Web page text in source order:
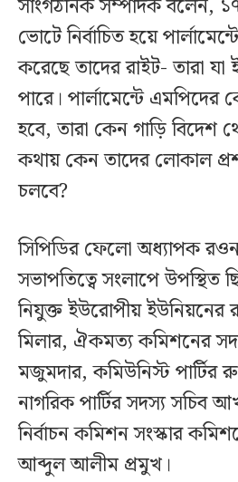
সাংগঠনিক সম্পাদক বলেন, ১৭
ভোটে নির্বাচিত হয়ে
করেছে তাদের রাইট- তারা যা
পারে। পার্লামেন্টে
হবে, তারা কেন গাড়ি বিদেশ
কথায় কেন তাদের লোকাল
চলবে?
সিপিডির ফেলো অধ্যাপক
সভাপতিত্বে সংলাপে উপস্থিত
নিযুক্ত ইউরোপীয় ইউনিয়নের
মিলার, ঐকমত্য কমিশনের
মজুমদার, কমিউনিস্ট পার্টির
নাগরিক পার্টির সদস্য সচিব
নির্বাচন কমিশন সংস্কার
আব্দুল আলীম প্রমুখ।